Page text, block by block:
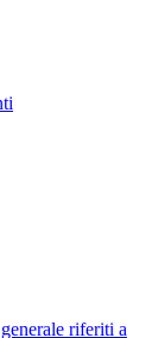
riferiti a